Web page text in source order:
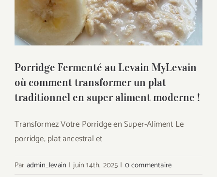
Porridge Fermenté au Levain MyLevain
où comment transformer un plat
traditionnel en super aliment moderne !
Porridge Fermenté au Levain MyLevain
où comment transformer un plat
traditionnel en super aliment moderne !
Transformez Votre Porridge en Super-Aliment Le
porridge, plat ancestral et
Par admin_levain | juin 14th, 2025 | 0 commentaire